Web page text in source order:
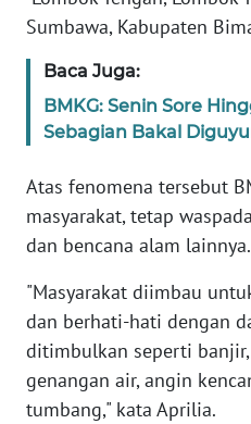
Sumbawa, Kabupaten
Baca Juga:
BMKG: Senin Sore
Sebagian Bakal
Atas fenomena tersebut
masyarakat, tetap
dan bencana alam lainnya.
"Masyarakat diimbau
dan berhati-hati dengan
ditimbulkan seperti
genangan air, angin
tumbang," kata Aprilia.
Wahana
Regional
SUMUT
WN
JAKARTA
JABAR